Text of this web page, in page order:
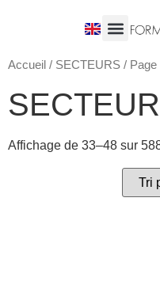
Accueil / SECTEURS / Page
Affichage de 33–48 sur